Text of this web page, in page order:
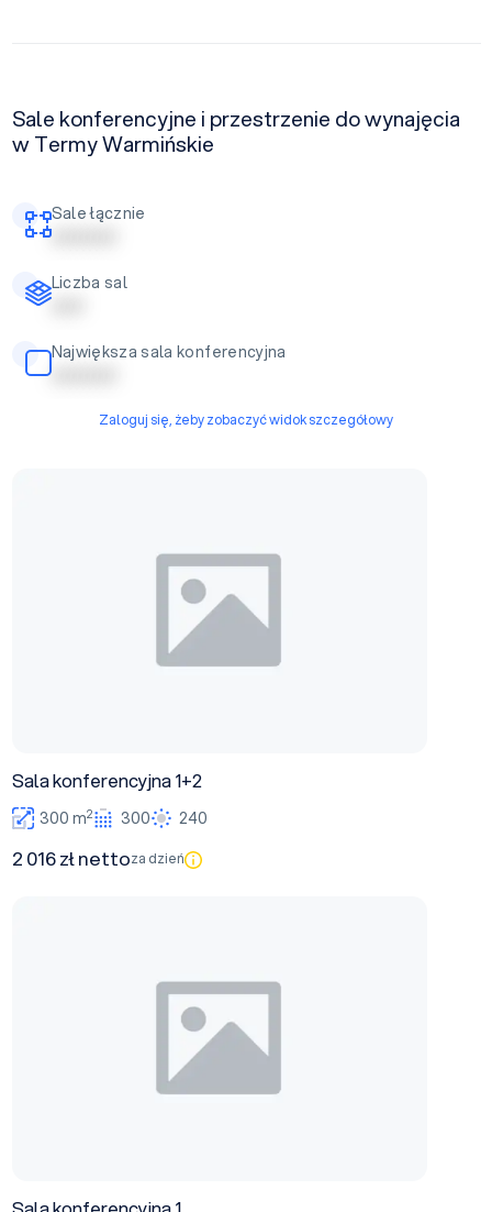
Sale konferencyjne i przestrzenie do wynajęcia
w Termy Warmińskie
Sale łącznie
| | | | | | | | | |
Liczba sal
| | | | |
Największa sala konferencyjna
| | | | | | | | | |
Zaloguj się, żeby zobaczyć widok szczegółowy
Sala konferencyjna 1+2
300 m2 300 240
2 016 zł nettoza dzień